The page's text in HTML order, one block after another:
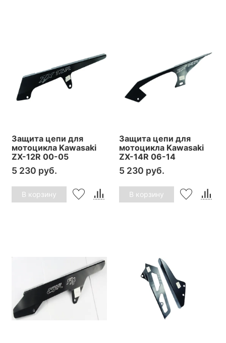
Защита цепи для
мотоцикла Kawasaki
ZX-12R 00-05
5 230 руб.
В корзину
Защита цепи для
мотоцикла Kawasaki
ZX-14R 06-14
5 230 руб.
В корзину